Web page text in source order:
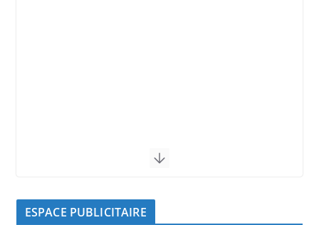
ESPACE PUBLICITAIRE